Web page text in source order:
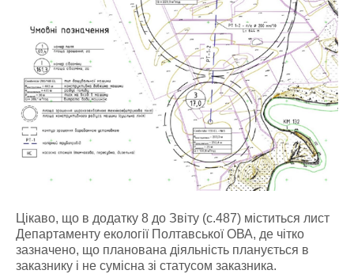
Цікаво, що в додатку 8 до Звіту (с.487) міститься лист
Департаменту екології Полтавської ОВА, де чітко
зазначено, що планована діяльність планується в
заказнику і не сумісна зі статусом заказника.